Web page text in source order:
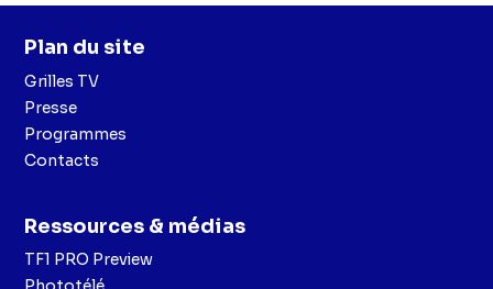
Plan du site
Grilles TV
Presse
Programmes
Contacts
Ressources & médias
TF1 PRO Preview